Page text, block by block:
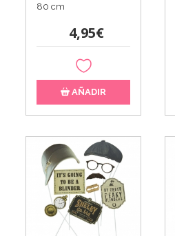
80 cm
4,95€
AÑADIR